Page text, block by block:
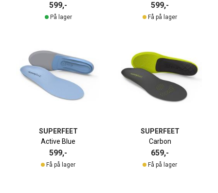
599,-
På lager
599,-
Få på lager
SUPERFEET
Active Blue
599,-
Få på lager
SUPERFEET
Carbon
659,-
Få på lager